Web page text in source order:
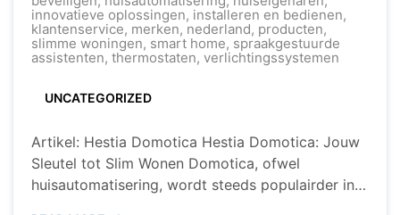
Slim
Wonen
innovatieve oplossingen, installeren en bedienen,
klantenservice, merken, nederland, producten,
slimme woningen, smart home, spraakgestuurde
assistenten, thermostaten, verlichtingssystemen
UNCATEGORIZED
Artikel: Hestia Domotica Hestia Domotica: Jouw
Sleutel tot Slim Wonen Domotica, ofwel
huisautomatisering, wordt steeds populairder in